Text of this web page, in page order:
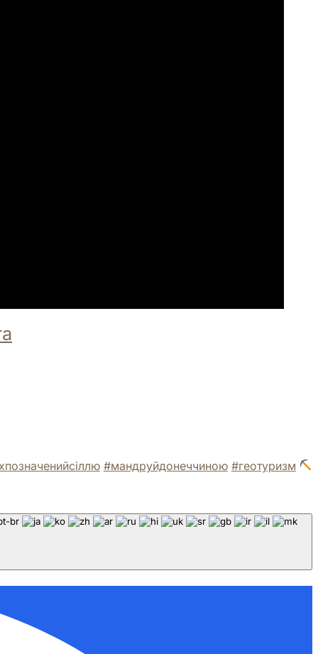
#мандруйдонеччиною #геотуризм